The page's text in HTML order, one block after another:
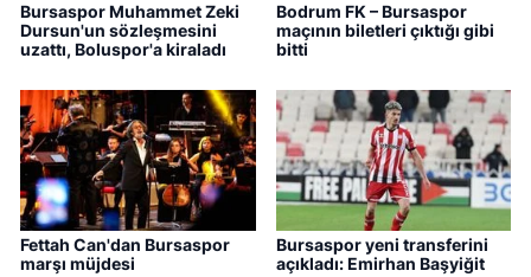
Bursaspor Muhammet Zeki
Dursun'un sözleşmesini
uzattı, Boluspor'a kiraladı
Bodrum FK – Bursaspor
maçının biletleri çıktığı gibi
bitti
Fettah Can'dan Bursaspor
marşı müjdesi
Bursaspor yeni transferini
açıkladı: Emirhan Başyiğit